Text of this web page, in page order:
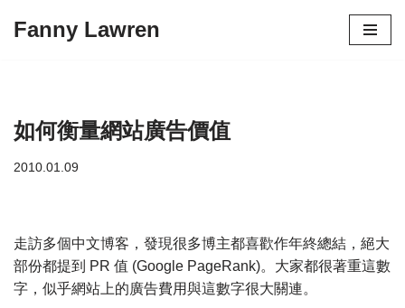
Fanny Lawren
如何衡量網站廣告價值
2010.01.09
走訪多個中文博客，發現很多博主都喜歡作年終總結，絕大
部份都提到 PR 值 (Google PageRank)。大家都很著重這數
字，似乎網站上的廣告費用與這數字很大關連。